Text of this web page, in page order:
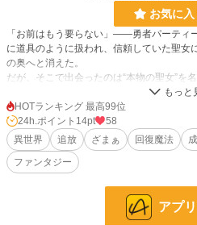
お気に
「お前はもう要らない」――勇者パーティ
に道具のように扱われ、信頼していた聖女
の奥へと消えた。
だが、そこで出会ったのは“本物の聖女”を
した瞬間、アレンの回復魔法は異なる次元
裏切りへの復讐、隠された真実、もう一度
追放から始まる“レベルアップざまぁ”ファ
小説 29,985 位 / 228,790 件
4,574 位 / 53,312 件
HOTランキング 最高99位
24h.ポイント 14pt
58
異世界
追放 ざまぁ 回復魔法
ファンタジー
アプ